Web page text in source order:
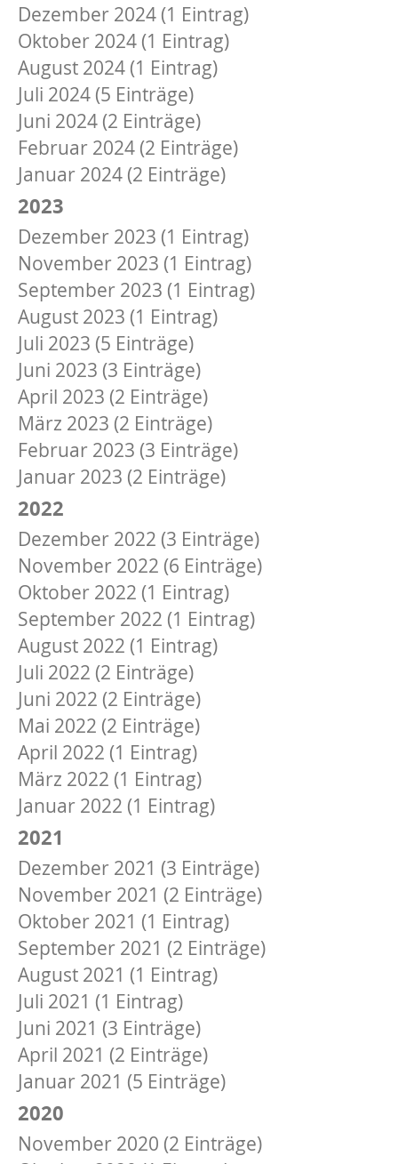
Dezember 2024 (1 Eintrag)
Oktober 2024 (1 Eintrag)
August 2024 (1 Eintrag)
Juli 2024 (5 Einträge)
Juni 2024 (2 Einträge)
Februar 2024 (2 Einträge)
Januar 2024 (2 Einträge)
2023
Dezember 2023 (1 Eintrag)
November 2023 (1 Eintrag)
September 2023 (1 Eintrag)
August 2023 (1 Eintrag)
Juli 2023 (5 Einträge)
Juni 2023 (3 Einträge)
April 2023 (2 Einträge)
März 2023 (2 Einträge)
Februar 2023 (3 Einträge)
Januar 2023 (2 Einträge)
2022
Dezember 2022 (3 Einträge)
November 2022 (6 Einträge)
Oktober 2022 (1 Eintrag)
September 2022 (1 Eintrag)
August 2022 (1 Eintrag)
Juli 2022 (2 Einträge)
Juni 2022 (2 Einträge)
Mai 2022 (2 Einträge)
April 2022 (1 Eintrag)
März 2022 (1 Eintrag)
Januar 2022 (1 Eintrag)
2021
Dezember 2021 (3 Einträge)
November 2021 (2 Einträge)
Oktober 2021 (1 Eintrag)
September 2021 (2 Einträge)
August 2021 (1 Eintrag)
Juli 2021 (1 Eintrag)
Juni 2021 (3 Einträge)
April 2021 (2 Einträge)
Januar 2021 (5 Einträge)
2020
November 2020 (2 Einträge)